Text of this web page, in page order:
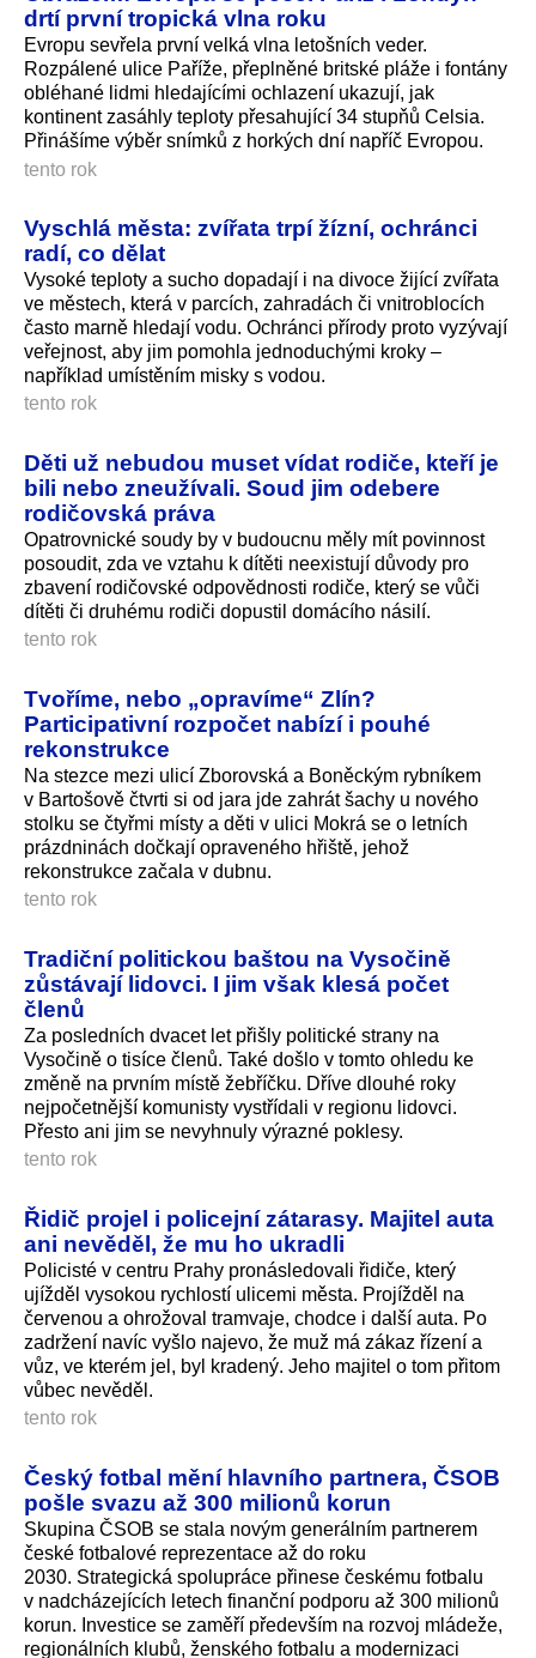
drtí první tropická vlna roku
Evropu sevřela první velká vlna letošních veder.
Rozpálené ulice Paříže, přeplněné britské pláže i fontány
obléhané lidmi hledajícími ochlazení ukazují, jak
kontinent zasáhly teploty přesahující 34 stupňů Celsia.
Přinášíme výběr snímků z horkých dní napříč Evropou.
tento rok
Vyschlá města: zvířata trpí žízní, ochránci
radí, co dělat
Vysoké teploty a sucho dopadají i na divoce žijící zvířata
ve městech, která v parcích, zahradách či vnitroblocích
často marně hledají vodu. Ochránci přírody proto vyzývají
veřejnost, aby jim pomohla jednoduchými kroky –
například umístěním misky s vodou.
tento rok
Děti už nebudou muset vídat rodiče, kteří je
bili nebo zneužívali. Soud jim odebere
rodičovská práva
Opatrovnické soudy by v budoucnu měly mít povinnost
posoudit, zda ve vztahu k dítěti neexistují důvody pro
zbavení rodičovské odpovědnosti rodiče, který se vůči
dítěti či druhému rodiči dopustil domácího násilí.
tento rok
Tvoříme, nebo „opravíme“ Zlín?
Participativní rozpočet nabízí i pouhé
rekonstrukce
Na stezce mezi ulicí Zborovská a Boněckým rybníkem
v Bartošově čtvrti si od jara jde zahrát šachy u nového
stolku se čtyřmi místy a děti v ulici Mokrá se o letních
prázdninách dočkají opraveného hřiště, jehož
rekonstrukce začala v dubnu.
tento rok
Tradiční politickou baštou na Vysočině
zůstávají lidovci. I jim však klesá počet
členů
Za posledních dvacet let přišly politické strany na
Vysočině o tisíce členů. Také došlo v tomto ohledu ke
změně na prvním místě žebříčku. Dříve dlouhé roky
nejpočetnější komunisty vystřídali v regionu lidovci.
Přesto ani jim se nevyhnuly výrazné poklesy.
tento rok
Řidič projel i policejní zátarasy. Majitel auta
ani nevěděl, že mu ho ukradli
Policisté v centru Prahy pronásledovali řidiče, který
ujížděl vysokou rychlostí ulicemi města. Projížděl na
červenou a ohrožoval tramvaje, chodce i další auta. Po
zadržení navíc vyšlo najevo, že muž má zákaz řízení a
vůz, ve kterém jel, byl kradený. Jeho majitel o tom přitom
vůbec nevěděl.
tento rok
Český fotbal mění hlavního partnera, ČSOB
pošle svazu až 300 milionů korun
Skupina ČSOB se stala novým generálním partnerem
české fotbalové reprezentace až do roku
2030. Strategická spolupráce přinese českému fotbalu
v nadcházejících letech finanční podporu až 300 milionů
korun. Investice se zaměří především na rozvoj mládeže,
regionálních klubů, ženského fotbalu a modernizaci